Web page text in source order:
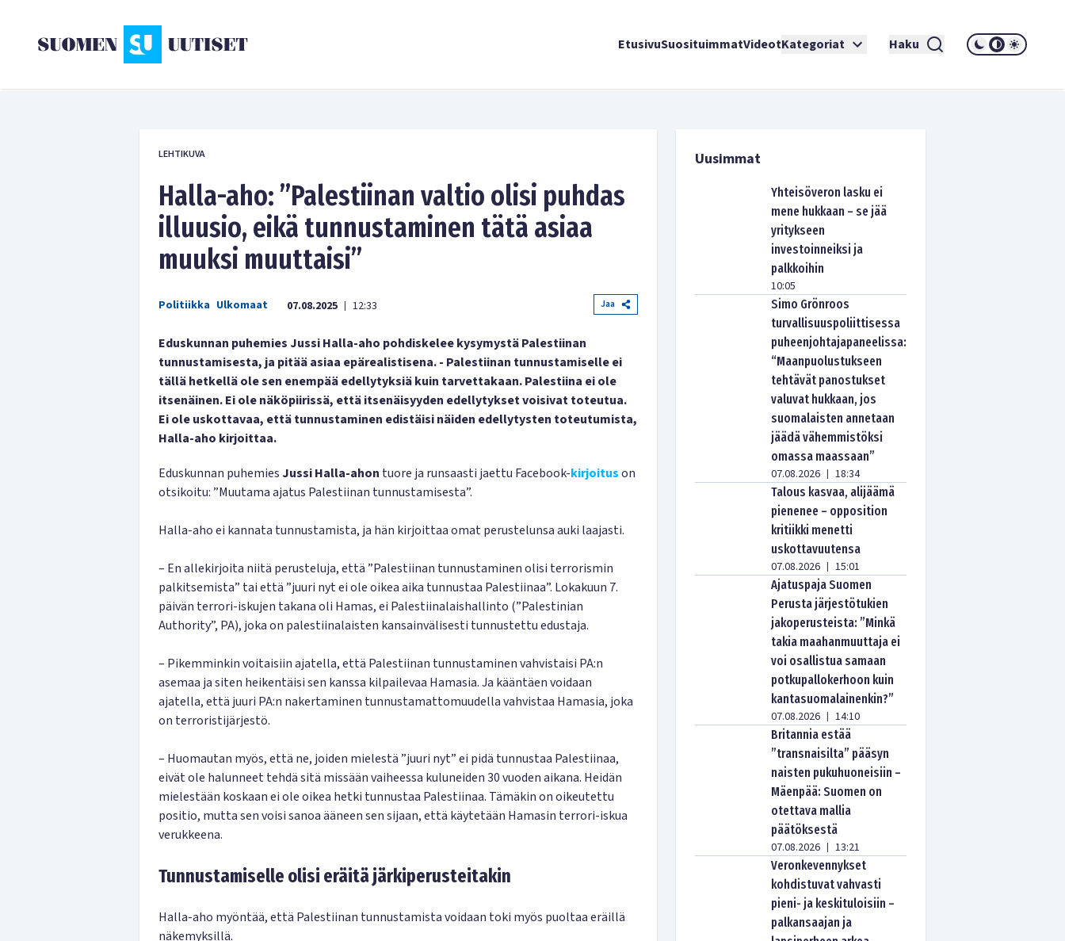
EtusivuSuosituimmatVideotKategoriat Haku
LEHTIKUVA
Halla-aho: ”Palestiinan valtio olisi puhdas
illuusio, eikä tunnustaminen tätä asiaa
muuksi muuttaisi”
Politiikka Ulkomaat 07.08.2025 | 12:33 Jaa
Eduskunnan puhemies Jussi Halla-aho pohdiskelee kysymystä Palestiinan
tunnustamisesta, ja pitää asiaa epärealistisena. - Palestiinan tunnustamiselle ei
tällä hetkellä ole sen enempää edellytyksiä kuin tarvettakaan. Palestiina ei ole
itsenäinen. Ei ole näköpiirissä, että itsenäisyyden edellytykset voisivat toteutua.
Ei ole uskottavaa, että tunnustaminen edistäisi näiden edellytysten toteutumista,
Halla-aho kirjoittaa.
Eduskunnan puhemies Jussi Halla-ahon tuore ja runsaasti jaettu Facebook-kirjoituson
otsikoitu: ”Muutama ajatus Palestiinan tunnustamisesta”.
Halla-aho ei kannata tunnustamista, ja hän kirjoittaa omat perustelunsa auki laajasti.
– En allekirjoita niitä perusteluja, että ”Palestiinan tunnustaminen olisi terrorismin
palkitsemista” tai että ”juuri nyt ei ole oikea aika tunnustaa Palestiinaa”. Lokakuun 7.
päivän terrori-iskujen takana oli Hamas, ei Palestiinalaishallinto (”Palestinian
Authority”, PA), joka on palestiinalaisten kansainvälisesti tunnustettu edustaja.
– Pikemminkin voitaisiin ajatella, että Palestiinan tunnustaminen vahvistaisi PA:n
asemaa ja siten heikentäisi sen kanssa kilpailevaa Hamasia. Ja kääntäen voidaan
ajatella, että juuri PA:n nakertaminen tunnustamattomuudella vahvistaa Hamasia, joka
on terroristijärjestö.
– Huomautan myös, että ne, joiden mielestä ”juuri nyt” ei pidä tunnustaa Palestiinaa,
eivät ole halunneet tehdä sitä missään vaiheessa kuluneiden 30 vuoden aikana. Heidän
mielestään koskaan ei ole oikea hetki tunnustaa Palestiinaa. Tämäkin on oikeutettu
positio, mutta sen voisi sanoa ääneen sen sijaan, että käytetään Hamasin terrori-iskua
verukkeena.
Tunnustamiselle olisi eräitä järkiperusteitakin
Halla-aho myöntää, että Palestiinan tunnustamista voidaan toki myös puoltaa eräillä
näkemyksillä.
Uusimmat
Yhteisöveron lasku ei
mene hukkaan – se jää
yritykseen
investoinneiksi ja
palkkoihin
10:05
Simo Grönroos
turvallisuuspoliittisessa
puheenjohtajapaneelissa:
“Maanpuolustukseen
tehtävät panostukset
valuvat hukkaan, jos
suomalaisten annetaan
jäädä vähemmistöksi
omassa maassaan”
07.08.2026 | 18:34
Talous kasvaa, alijäämä
pienenee – opposition
kritiikki menetti
uskottavuutensa
07.08.2026 | 15:01
Ajatuspaja Suomen
Perusta järjestötukien
jakoperusteista: ”Minkä
takia maahanmuuttaja ei
voi osallistua samaan
potkupallokerhoon kuin
kantasuomalainenkin?”
07.08.2026 | 14:10
Britannia estää
”transnaisilta” pääsyn
naisten pukuhuoneisiin –
Mäenpää: Suomen on
otettava mallia
päätöksestä
07.08.2026 | 13:21
Veronkevennykset
kohdistuvat vahvasti
pieni- ja keskituloisiin –
palkansaajan ja